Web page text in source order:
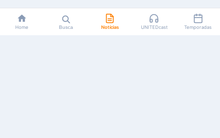
Home Busca Notícias UNITEDcast Temporadas